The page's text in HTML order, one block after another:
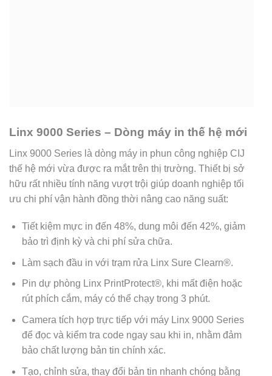
Linx 9000 Series – Dòng máy in thế hệ mới
Linx 9000 Series là dòng máy in phun công nghiệp CIJ
thế hệ mới vừa được ra mắt trên thị trường. Thiết bị sở
hữu rất nhiều tính năng vượt trội giúp doanh nghiệp tối
ưu chi phí vận hành đồng thời nâng cao năng suất:
Tiết kiệm mực in đến 48%, dung môi đến 42%, giảm
bảo trì định kỳ và chi phí sửa chữa.
Làm sạch đầu in với trạm rửa Linx Sure Clearn®.
Pin dự phòng Linx PrintProtect®, khi mất điện hoặc
rút phích cắm, máy có thể chạy trong 3 phút.
Camera tích hợp trực tiếp với máy Linx 9000 Series
để đọc và kiểm tra code ngay sau khi in, nhằm đảm
bảo chất lượng bản tin chính xác.
Tạo, chỉnh sửa, thay đổi bản tin nhanh chóng bằng